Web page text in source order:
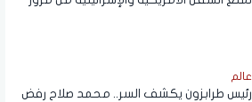
عالم
رئيس طرابزون يكشف السر.. محمد صلاح رفض